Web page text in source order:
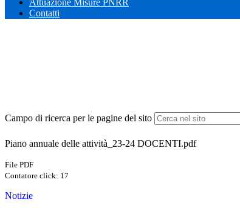
Attuazione Misure PNRR
Contatti
Campo di ricerca per le pagine del sito
Piano annuale delle attività_23-24 DOCENTI.pdf
File PDF
Contatore click: 17
Notizie